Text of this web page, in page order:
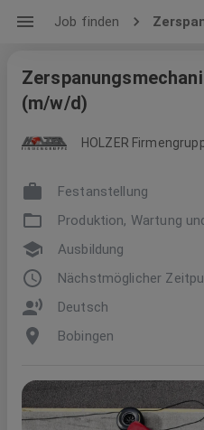
Job finden
(m/w/d)
HOLZER
Festanstellung
Produktion, Wartung
Ausbildung
Nächstmöglicher
Deutsch
Bobingen